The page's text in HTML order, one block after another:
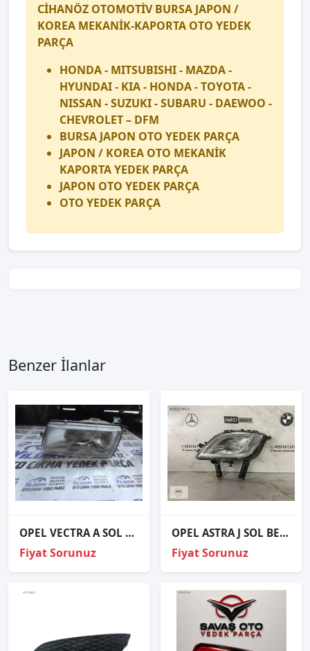
CİHANÖZ OTOMOTİV BURSA JAPON /
KOREA MEKANİK-KAPORTA OTO YEDEK
PARÇA
HONDA - MITSUBISHI - MAZDA -
HYUNDAI - KIA - HONDA - TOYOTA -
NISSAN - SUZUKI - SUBARU - DAEWOO -
CHEVROLET – DFM
BURSA JAPON OTO YEDEK PARÇA
JAPON / KOREA OTO MEKANİK
KAPORTA YEDEK PARÇA
JAPON OTO YEDEK PARÇA
OTO YEDEK PARÇA
Benzer İlanlar
OPEL VECTRA A SOL FAR
Fiyat Sorunuz
OPEL ASTRA J SOL BEYAZ ZEMİN SİS FARI ORJİNAL HB
Fiyat Sorunuz